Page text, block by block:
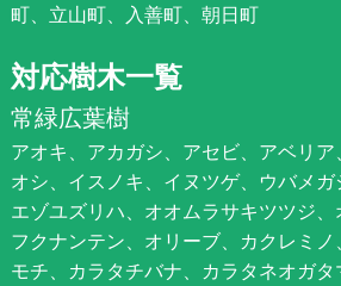
町、立山町、入善町、朝日町
対応樹木一覧
常緑広葉樹
アオキ、アカガシ、アセビ、アベリ
オシ、イスノキ、イヌツゲ、ウバメガ
エゾユズリハ、オオムラサキツツジ
フクナンテン、オリーブ、カクレミ
モチ、カラタチバナ、カラタネオガ